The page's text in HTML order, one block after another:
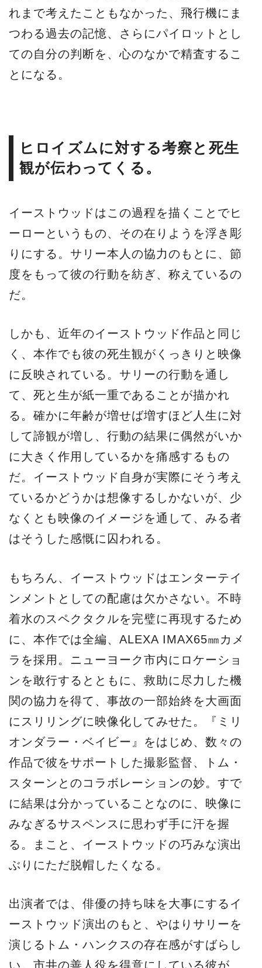
れまで考えたこともなかった、飛行機にま
つわる過去の記憶、さらにパイロットとし
ての自分の判断を、心のなかで精査するこ
とになる。
ヒロイズムに対する考察と死生
観が伝わってくる。
イーストウッドはこの過程を描くことでヒ
ーローというもの、その在りようを浮き彫
りにする。サリー本人の協力のもとに、節
度をもって彼の行動を紡ぎ、称えているの
だ。
しかも、近年のイーストウッド作品と同じ
く、本作でも彼の死生観がくっきりと映像
に反映されている。サリーの行動を通し
て、死と生が紙一重であることが描かれ
る。確かに年齢が増せば増すほど人生に対
して諦観が増し、行動の結果に偶然がいか
に大きく作用しているかを痛感するもの
だ。イーストウッド自身が実際にそう考え
ているかどうかは想像するしかないが、少
なくとも映像のイメージを通して、みる者
はそうした感慨に囚われる。
もちろん、イーストウッドはエンターテイ
ンメントとしての配慮は欠かさない。不時
着水のスペクタクルを完璧に再現するため
に、本作では全編、ALEXA IMAX65㎜カメ
ラを採用。ニューヨーク市内にロケーショ
ンを敢行するとともに、救助に尽力した機
関の協力を得て、事故の一部始終を大画面
にスリリングに映像化してみせた。『ミリ
オンダラー・ベイビー』をはじめ、数々の
作品で彼をサポートした撮影監督、トム・
スターンとのコラボレーションの妙。すで
に結果は分かっていることなのに、映像に
みなぎるサスペンスに思わず手に汗を握
る。まこと、イーストウッドの巧みな演出
ぶりにただ脱帽したくなる。
出演者では、俳優の持ち味を大事にするイ
ーストウッド演出のもと、やはりサリーを
演じるトム・ハンクスの存在感がすばらし
い。市井の善人役を得意にしている彼が、